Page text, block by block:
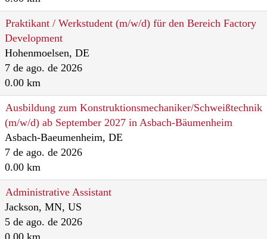
Praktikant / Werkstudent (m/w/d) für den Bereich Factory
Development
Hohenmoelsen, DE
7 de ago. de 2026
0.00 km
Ausbildung zum Konstruktionsmechaniker/Schweißtechnik
(m/w/d) ab September 2027 in Asbach-Bäumenheim
Asbach-Baeumenheim, DE
7 de ago. de 2026
0.00 km
Administrative Assistant
Jackson, MN, US
5 de ago. de 2026
0.00 km